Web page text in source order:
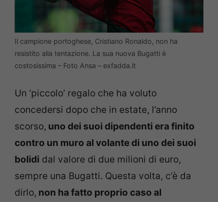
Il campione portoghese, Cristiano Ronaldo, non ha
resistito alla tentazione. La sua nuova Bugatti è
costosissima – Foto Ansa – exfadda.it
Un ‘piccolo’ regalo che ha voluto
concedersi dopo che in estate, l’anno
scorso, uno dei suoi dipendenti era finito
contro un muro al volante di uno dei suoi
bolidi dal valore di due milioni di euro,
sempre una Bugatti. Questa volta, c’è da
dirlo, non ha fatto proprio caso al